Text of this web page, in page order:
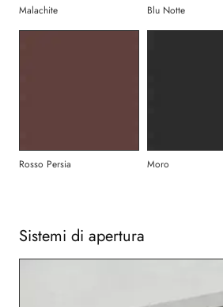
Malachite Blu Notte
Rosso Persia Moro
Sistemi di apertura